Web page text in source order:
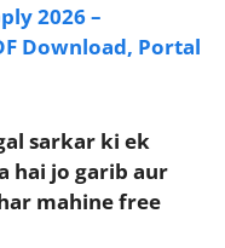
2026 –
Download, Portal
sarkar ki ek
hai jo garib aur
mahine free